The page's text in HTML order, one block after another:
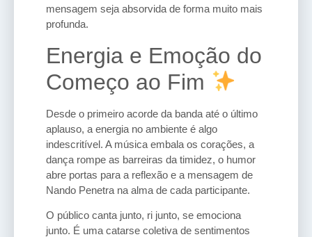
mensagem seja absorvida de forma muito mais
profunda.
Energia e Emoção do
Começo ao Fim
Desde o primeiro acorde da banda até o último
aplauso, a energia no ambiente é algo
indescritível. A música embala os corações, a
dança rompe as barreiras da timidez, o humor
abre portas para a reflexão e a mensagem de
Nando Penetra na alma de cada participante.
O público canta junto, ri junto, se emociona
junto. É uma catarse coletiva de sentimentos